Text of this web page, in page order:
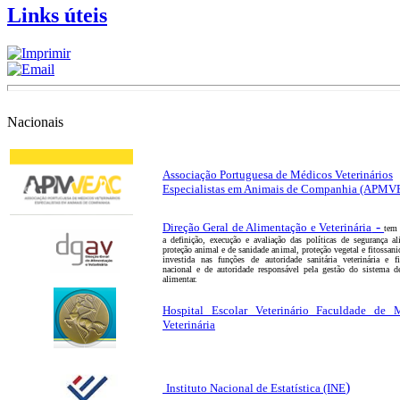
Links úteis
Nacionais
Associação Portuguesa de Médicos Veterinários
Especialistas em Animais de Companhia
Direção Geral de Alimentação e Veterinária -tem
a definição, execução e avaliação das políticas de segurança
proteção animal e de sanidade animal, proteção vegetal e
investida nas funções de autoridade sanitária veterinária e
nacional e de autoridade responsável pela gestão do sistema
alimentar.
Hospital Escolar Veterinário Faculdade de
Veterinária
Instituto Nacional de Estatística (INE)